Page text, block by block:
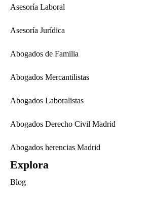
Asesoría Laboral
Asesoría Jurídica
Abogados de Familia
Abogados Mercantilistas
Abogados Laboralistas
Abogados Derecho Civil Madrid
Abogados herencias Madrid
Explora
Blog